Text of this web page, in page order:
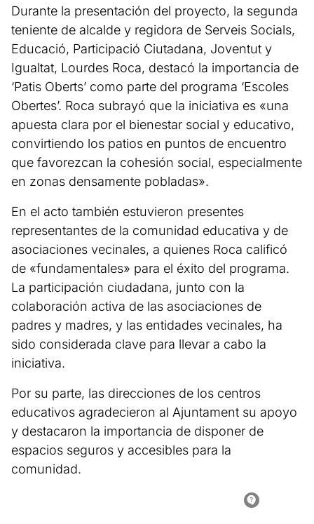
Durante la presentación del proyecto, la segunda
teniente de alcalde y regidora de Serveis Socials,
Educació, Participació Ciutadana, Joventut y
Igualtat, Lourdes Roca, destacó la importancia de
‘Patis Oberts’ como parte del programa ‘Escoles
Obertes’. Roca subrayó que la iniciativa es «una
apuesta clara por el bienestar social y educativo,
convirtiendo los patios en puntos de encuentro
que favorezcan la cohesión social, especialmente
en zonas densamente pobladas».
En el acto también estuvieron presentes
representantes de la comunidad educativa y de
asociaciones vecinales, a quienes Roca calificó
de «fundamentales» para el éxito del programa.
La participación ciudadana, junto con la
colaboración activa de las asociaciones de
padres y madres, y las entidades vecinales, ha
sido considerada clave para llevar a cabo la
iniciativa.
Por su parte, las direcciones de los centros
educativos agradecieron al Ajuntament su apoyo
y destacaron la importancia de disponer de
espacios seguros y accesibles para la
comunidad.